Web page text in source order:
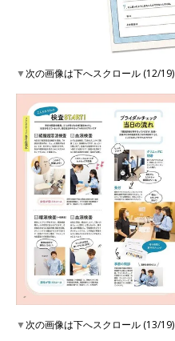
▼次の画像は下へスクロール (12/19)
▼次の画像は下へスクロール (13/19)